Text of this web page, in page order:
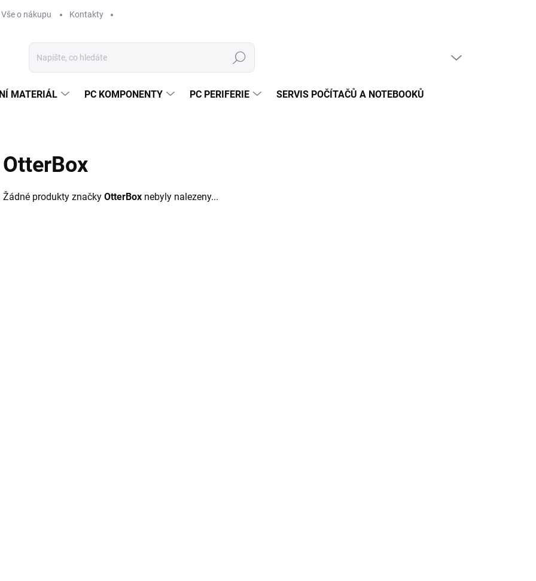
Vše o nákupu Kontakty
Hledat
MATERIÁL PC KOMPONENTY PC PERIFERIE SERVIS POČÍTAČŮ A NOTEBOOKŮ
OtterBox
Žádné produkty značky OtterBox nebyly nalezeny...